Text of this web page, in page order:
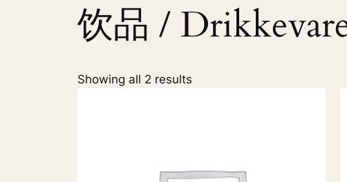
饮品 /
Showing all 2 results